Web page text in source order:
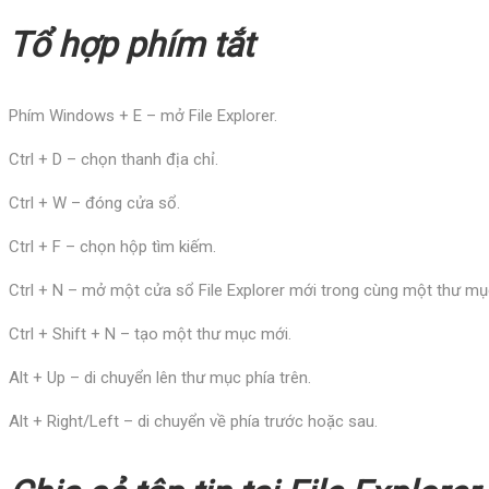
Tổ hợp phím tắt
Phím Windows + E – mở File Explorer.
Ctrl + D – chọn thanh địa chỉ.
Ctrl + W – đóng cửa sổ.
Ctrl + F – chọn hộp tìm kiếm.
Ctrl + N – mở một cửa sổ File Explorer mới trong cùng một thư
Ctrl + Shift + N – tạo một thư mục mới.
Alt + Up – di chuyển lên thư mục phía trên.
Alt + Right/Left – di chuyển về phía trước hoặc sau.